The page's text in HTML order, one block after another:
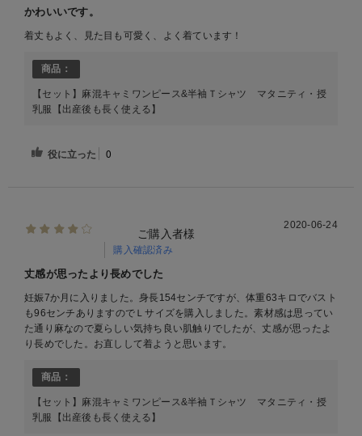
かわいいです。
着丈もよく、見た目も可愛く、よく着ています！
商品：
【セット】麻混キャミワンピース&半袖Ｔシャツ マタニティ・授
乳服【出産後も長く使える】
役に立った 0
ご購入者様
購入確認済み
2020-06-24
丈感が思ったより長めでした
妊娠7か月に入りました。身長154センチですが、体重63キロでバスト
も96センチありますのでＬサイズを購入しました。素材感は思ってい
た通り麻なので夏らしい気持ち良い肌触りでしたが、丈感が思ったよ
り長めでした。お直しして着ようと思います。
商品：
【セット】麻混キャミワンピース&半袖Ｔシャツ マタニティ・授
乳服【出産後も長く使える】